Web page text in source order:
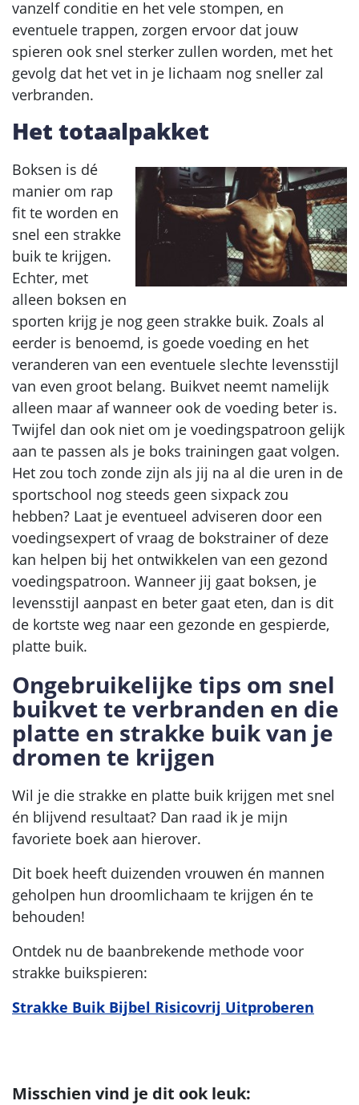
vanzelf conditie en het vele stompen, en
eventuele trappen, zorgen ervoor dat jouw
spieren ook snel sterker zullen worden, met het
gevolg dat het vet in je lichaam nog sneller zal
verbranden.
Het totaalpakket
Boksen is dé
manier om rap
fit te worden en
snel een strakke
buik te krijgen.
Echter, met
alleen boksen en
sporten krijg je nog geen strakke buik. Zoals al
eerder is benoemd, is goede voeding en het
veranderen van een eventuele slechte levensstijl
van even groot belang. Buikvet neemt namelijk
alleen maar af wanneer ook de voeding beter is.
Twijfel dan ook niet om je voedingspatroon gelijk
aan te passen als je boks trainingen gaat volgen.
Het zou toch zonde zijn als jij na al die uren in de
sportschool nog steeds geen sixpack zou
hebben? Laat je eventueel adviseren door een
voedingsexpert of vraag de bokstrainer of deze
kan helpen bij het ontwikkelen van een gezond
voedingspatroon. Wanneer jij gaat boksen, je
levensstijl aanpast en beter gaat eten, dan is dit
de kortste weg naar een gezonde en gespierde,
platte buik.
Ongebruikelijke tips om snel
buikvet te verbranden en die
platte en strakke buik van je
dromen te krijgen
Wil je die strakke en platte buik krijgen met snel
én blijvend resultaat? Dan raad ik je mijn
favoriete boek aan hierover.
Dit boek heeft duizenden vrouwen én mannen
geholpen hun droomlichaam te krijgen én te
behouden!
Ontdek nu de baanbrekende methode voor
strakke buikspieren:
Strakke Buik Bijbel Risicovrij Uitproberen
Misschien vind je dit ook leuk: